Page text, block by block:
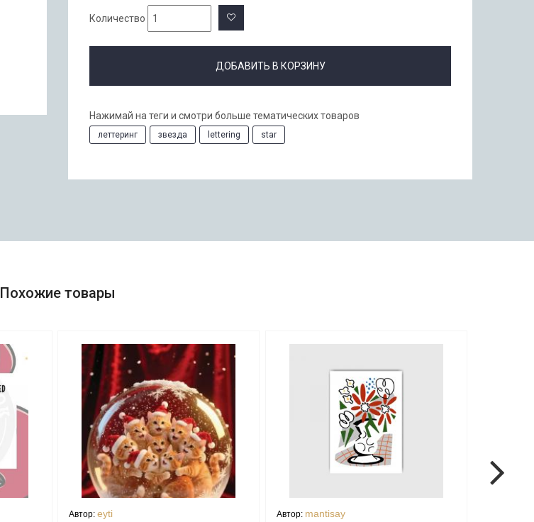
Количество
ДОБАВИТЬ В КОРЗИНУ
Нажимай на теги и смотри больше тематических товаров
леттеринг звезда lettering star
Похожие товары
Автор: eyti
Автор: mantisay